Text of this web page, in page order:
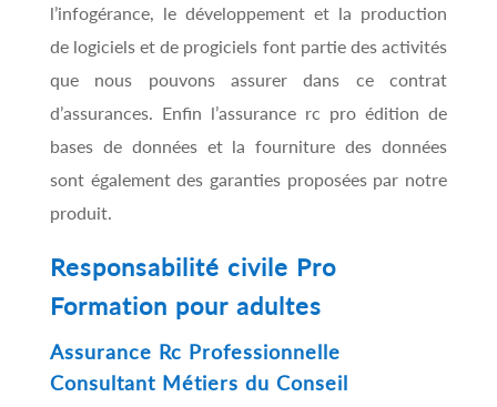
l’infogérance, le développement et la production
de logiciels et de progiciels font partie des activités
que nous pouvons assurer dans ce contrat
d’assurances. Enfin l’assurance rc pro édition de
bases de données et la fourniture des données
sont également des garanties proposées par notre
produit.
Responsabilité civile Pro
Formation pour adultes
Assurance Rc Professionnelle
Consultant Métiers du Conseil